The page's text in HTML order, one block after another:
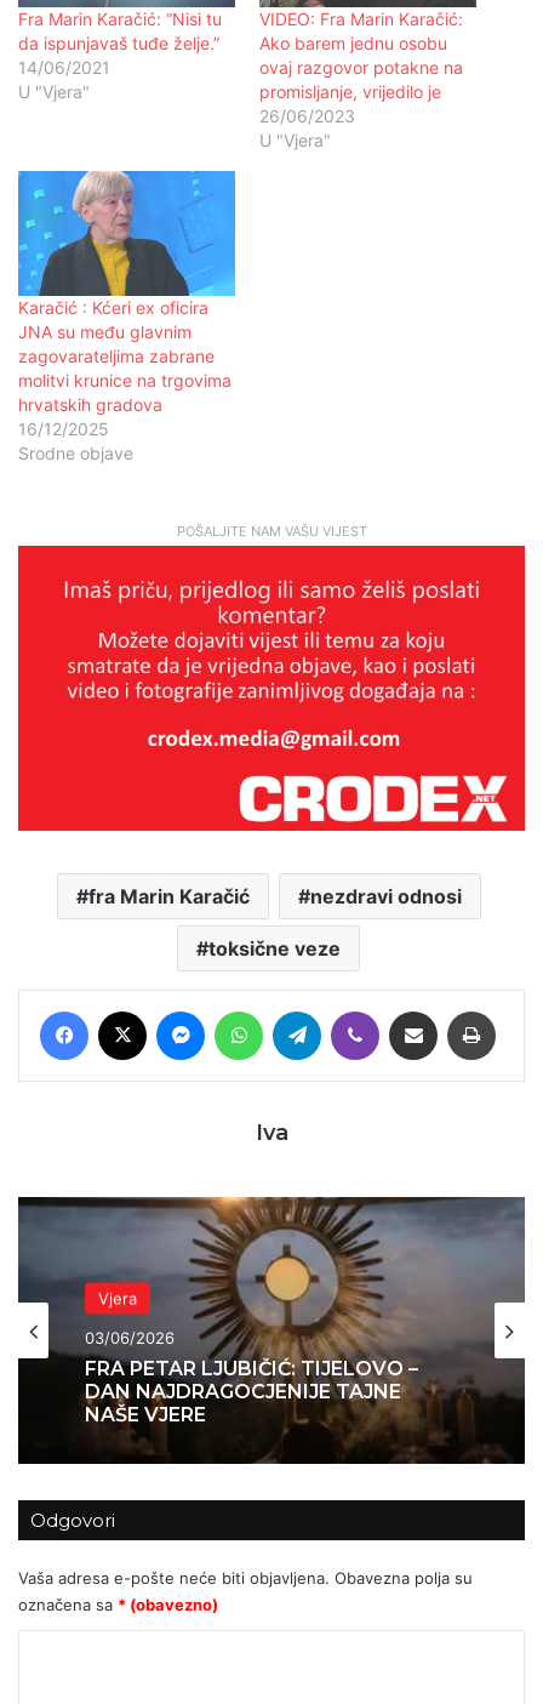
Fra Marin Karačić: “Nisi tu
da ispunjavaš tuđe želje.”
14/06/2021
U "Vjera"
VIDEO: Fra Marin Karačić:
Ako barem jednu osobu
ovaj razgovor potakne na
promisljanje, vrijedilo je
26/06/2023
U "Vjera"
Karačić : Kćeri ex oficira
JNA su među glavnim
zagovarateljima zabrane
molitvi krunice na trgovima
hrvatskih gradova
16/12/2025
Srodne objave
POŠALJITE NAM VAŠU VIJEST
fra Marin Karačić nezdravi odnosi
toksične veze
Facebook MessengerWhatsAppTelegram Viber Podijeli putem E-maila
Iva
Vjera
03/06/2026
FRA PETAR LJUBIČIĆ: TIJELOVO –
NAŠE VJERE
Vjera
12/05/2026
Sveti Leopold Bogdan Mandić -
svetac koji je ”čitao” ljudska srca
Odgovori
Vaša adresa e-pošte neće biti objavljena. Obavezna polja su
označena sa * (obavezno)